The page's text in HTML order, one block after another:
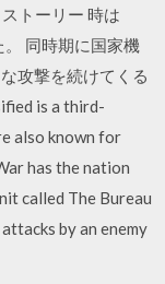
トーリー 時は
同時期に国家機
攻撃を続けてくる
is a third-
also known for
has the nation
called The Bureau
by an enemy